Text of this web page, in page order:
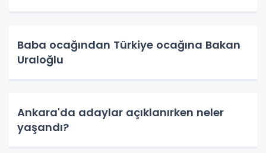
Baba ocağından Türkiye ocağına Bakan
Uraloğlu
Ankara'da adaylar açıklanırken neler
yaşandı?